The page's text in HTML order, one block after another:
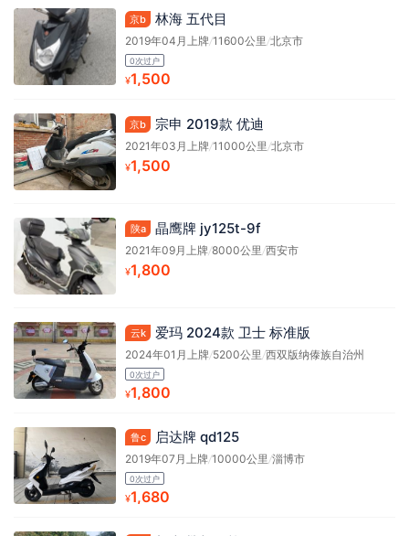
京b 林海 五代目
2019年04月上牌/11600公里 /北京市
0次过户
¥1,500
京b 宗申 2019款 优迪
2021年03月上牌/11000公里 /北京市
¥1,500
陕a 晶鹰牌 jy125t-9f
2021年09月上牌/8000公里 /西安市
¥1,800
云k 爱玛 2024款 卫士 标准版
2024年01月上牌/5200公里 /西双版纳傣族自治州
0次过户
¥1,800
鲁c 启达牌 qd125
2019年07月上牌/10000公里/淄博市
0次过户
¥1,680